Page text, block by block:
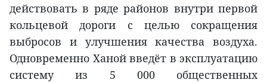
действовать в ряде районов внутри первой
кольцевой дороги с целью сокращения
выбросов и улучшения качества воздуха.
Одновременно Ханой введёт в эксплуатацию
систему из 5 000 общественных